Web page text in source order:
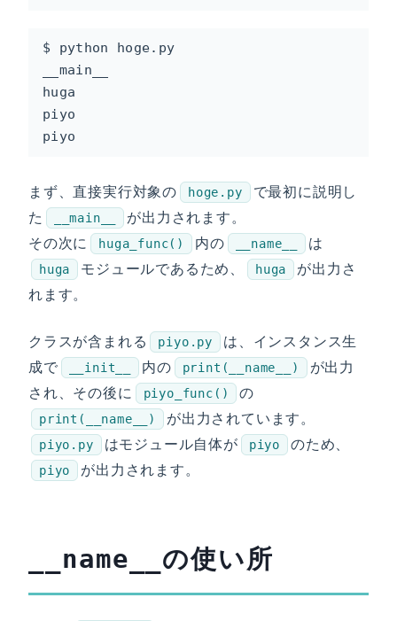
$ python hoge.py
__main__
huga
piyo
piyo
まず、直接実行対象の hoge.py
で最初に説明し
た
__main__
が出力されます。
その次に
huga_func() 内の __name__ は
huga モジュールであるため、 huga
が出力さ
れます。
クラスが含まれる piyo.py
は、インスタンス生
成で
__init__ 内の print(__name__)
が出力
され、その後に
piyo_func() の
print(__name__) が出力されています。
piyo.py はモジュール自体が piyo のため、
piyo が出力されます。
__name__ の使い所